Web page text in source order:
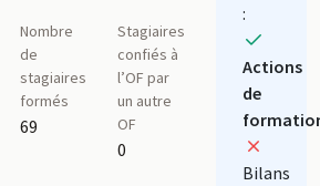
Nombre
de
stagiaires
formés
69
Stagiaires
confiés à
l’OF par
un autre
OF
0
:
Actions
de
Bilans